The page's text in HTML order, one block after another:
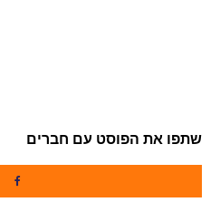
שתפו את הפוסט עם חברים